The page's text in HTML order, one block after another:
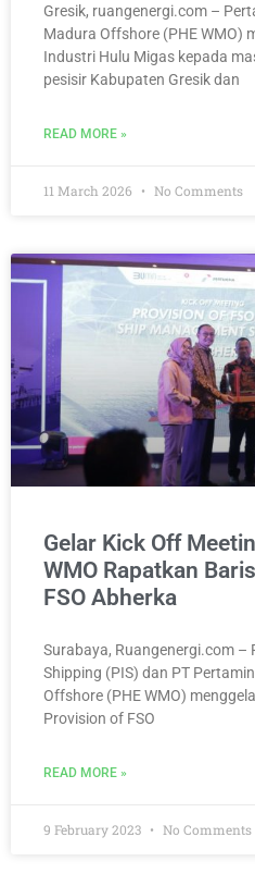
Gresik, ruangenergi.com –
Madura Offshore (PHE WMO)
Industri Hulu Migas kepada
pesisir Kabupaten Gresik dan
READ MORE »
11 March 2026 No Comments
Gelar Kick Off
WMO Rapatkan
FSO Abherka
Surabaya, Ruangenergi.com –
Shipping (PIS) dan PT
Offshore (PHE WMO)
Provision of FSO
READ MORE »
9 February 2023 No Comments